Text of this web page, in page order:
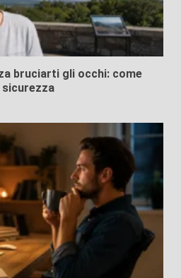
bruciarti gli occhi: come
sicurezza